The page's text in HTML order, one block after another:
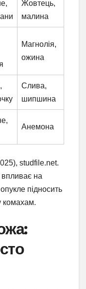
Жовтець,
малина
Магнолія,
ожина
Слива,
шипшина
Анемона
studfile.net.
на
підносить
комахам.